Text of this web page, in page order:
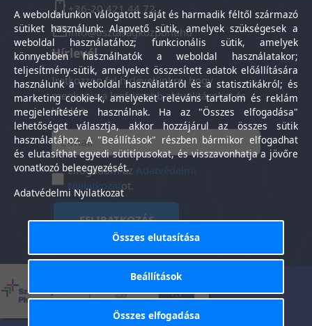
+36-20 421 44 72
info@tisztasagkozpont.hu
Hírlevél
Iratkozzon fel hírlevelünkre, hogy
megkapja a legfrissebb aktualitásokat és
híreket.
Elfogadom azAdatvédelmi
Nyilatkozatot.
FELIRATKOZÁS
Tisztaság Központ Kft. © 2025. Minden jog
Általános Szerződési
Feltételek
-
tájékoztató
A weboldalunkon válogatott saját és harmadik féltől származó
sütiket használunk: Alapvető sütik, amelyek szükségesek a
weboldal használatához; funkcionális sütik, amelyek
könnyebben használhatók a weboldal használatakor;
teljesítmény-sütik, amelyeket összesített adatok előállítására
használunk a weboldal használatáról és a statisztikákról; és
marketing cookie-k, amelyeket releváns tartalom és reklám
megjelenítésére használnak. Ha az "Összes elfogadása"
lehetőséget választja, akkor hozzájárul az összes sütik
használatához. A "Beállítások" részben bármikor elfogadhat
és elutasíthat egyedi sütitípusokat, és visszavonhatja a jövőre
vonatkozó beleegyezését.
Adatvédelmi Nyilatkozat
Összes elutasítása
Beállítások
Összes elfogadása